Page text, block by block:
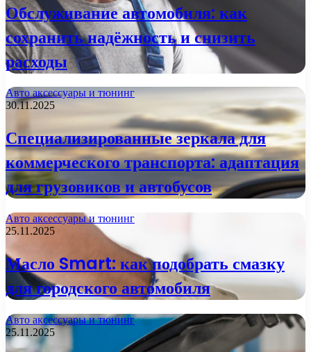
Обслуживание автомобиля: как
сохранить надёжность и снизить
расходы
Авто аксессуары и тюнинг
30.11.2025
Специализированные зеркала для
коммерческого транспорта: адаптация
для грузовиков и автобусов
Авто аксессуары и тюнинг
25.11.2025
Масло Smart: как подобрать смазку
для городского автомобиля
Авто аксессуары и тюнинг
25.11.2025